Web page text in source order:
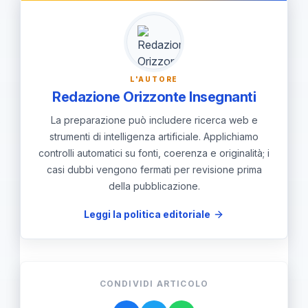
policy entro 30 giorni; fornire
indicazioni chiare sui canali di
segnalazione e sui casi in cui i dati
potrebbero essere consultati.
L'AUTORE
Redazione Orizzonte Insegnanti
La preparazione può includere ricerca web e
strumenti di intelligenza artificiale. Applichiamo
controlli automatici su fonti, coerenza e originalità; i
casi dubbi vengono fermati per revisione prima
della pubblicazione.
Leggi la politica editoriale
CONDIVIDI ARTICOLO